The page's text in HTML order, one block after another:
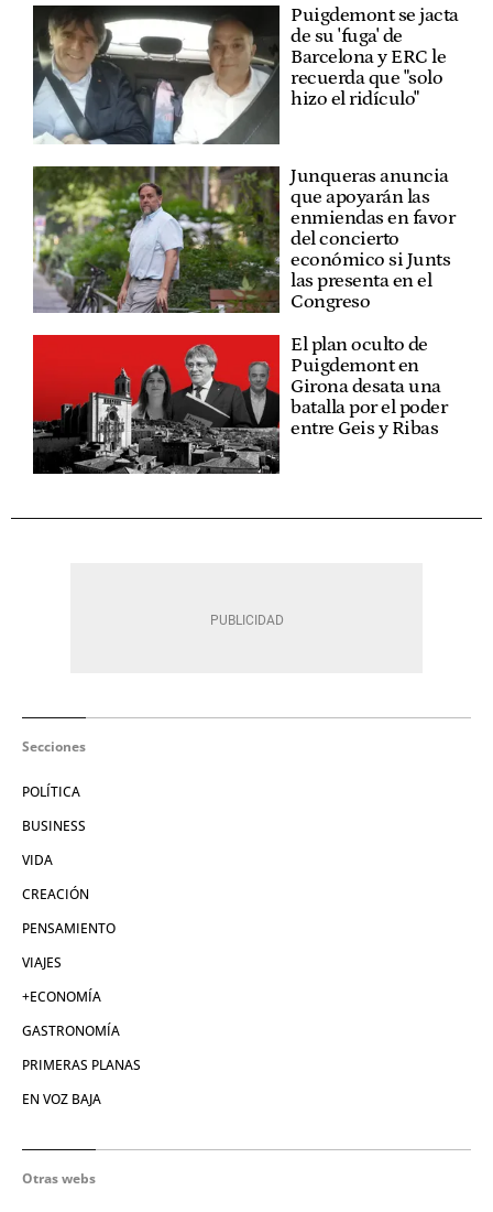
Puigdemont se jacta
de su 'fuga' de
Barcelona y ERC le
recuerda que "solo
hizo el ridículo"
Junqueras anuncia
que apoyarán las
enmiendas en favor
del concierto
económico si Junts
las presenta en el
Congreso
El plan oculto de
Puigdemont en
Girona desata una
batalla por el poder
entre Geis y Ribas
Secciones
POLÍTICA
BUSINESS
VIDA
CREACIÓN
PENSAMIENTO
VIAJES
+ECONOMÍA
GASTRONOMÍA
PRIMERAS PLANAS
EN VOZ BAJA
Otras webs